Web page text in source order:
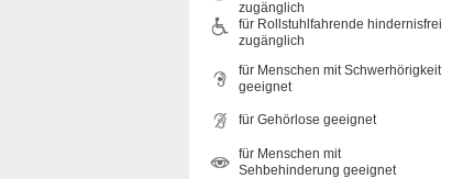
zugänglich
für Rollstuhlfahrende hindernisfrei
zugänglich
für Menschen mit Schwerhörigkeit
geeignet
für Gehörlose geeignet
für Menschen mit
Sehbehinderung geeignet